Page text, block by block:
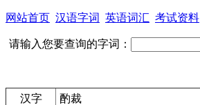
网站首页 汉语字词 英语词汇 考试资料
请输入您要查询的字词：
汉字 酌裁